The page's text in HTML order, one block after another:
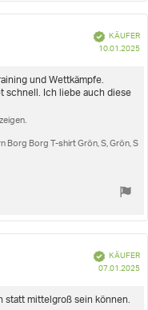
VerifiziertKÄUFER
10.01.2025
und Wettkämpfe.
schnell. Ich liebe auch diese
Borg Borg T-shirt Grön, S, Grön, S
VerifiziertKÄUFER
07.01.2025
statt mittelgroß sein können.